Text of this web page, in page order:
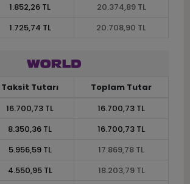
1.852,26 TL
20.374,89 TL
1.725,74 TL 20.708,90 TL
Taksit Tutarı
Toplam Tutar
16.700,73 TL
16.700,73 TL
8.350,36 TL
16.700,73 TL
5.956,59 TL
17.869,78 TL
4.550,95 TL
18.203,79 TL